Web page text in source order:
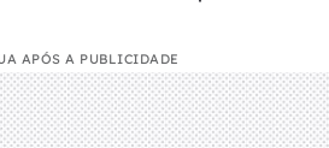
APÓS A PUBLICIDADE